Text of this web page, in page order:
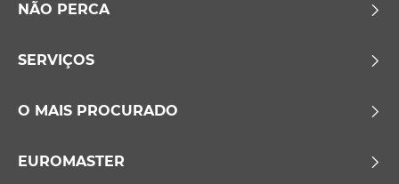
NÃO PERCA
SERVIÇOS
O MAIS PROCURADO
EUROMASTER